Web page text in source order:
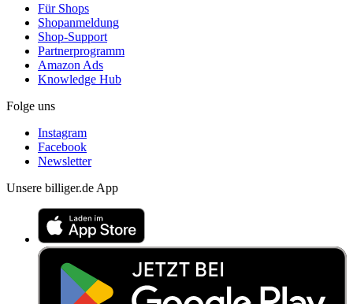
Für Shops
Shopanmeldung
Shop-Support
Partnerprogramm
Amazon Ads
Knowledge Hub
Folge uns
Instagram
Facebook
Newsletter
Unsere billiger.de App